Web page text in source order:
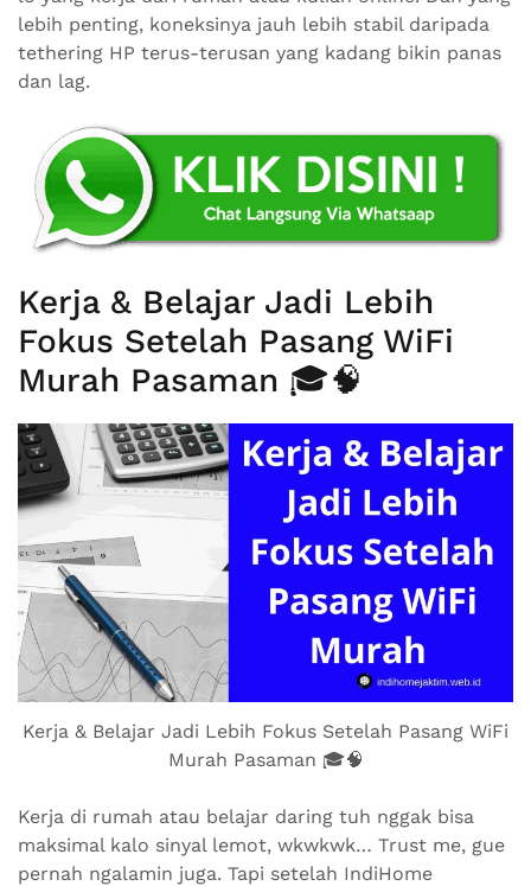
lebih penting, koneksinya jauh lebih stabil daripada
tethering HP terus-terusan yang kadang bikin panas
dan lag.
Kerja & Belajar Jadi Lebih
Fokus Setelah Pasang WiFi
Murah Pasaman 🎓🧠
Kerja & Belajar Jadi Lebih Fokus Setelah Pasang WiFi
Murah Pasaman 🎓🧠
Kerja di rumah atau belajar daring tuh nggak bisa
maksimal kalo sinyal lemot, wkwkwk… Trust me, gue
pernah ngalamin juga. Tapi setelah IndiHome